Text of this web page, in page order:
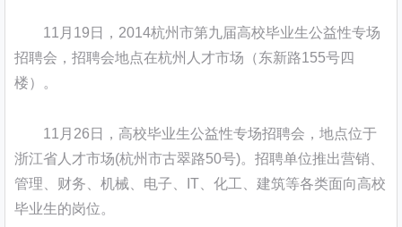
11月19日，2014杭州市第九届高校毕业生公益性专场
招聘会，招聘会地点在杭州人才市场（东新路155号四
楼）。
11月26日，高校毕业生公益性专场招聘会，地点位于
浙江省人才市场(杭州市古翠路50号)。招聘单位推出营销、
管理、财务、机械、电子、IT、化工、建筑等各类面向高校
毕业生的岗位。